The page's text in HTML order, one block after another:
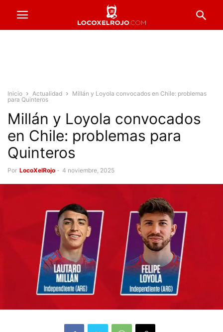
Inicio Actualidad
Millán y Loyola convocados en Chile: problemas
para Quinteros
Millán y Loyola convocados
en Chile: problemas para
Quinteros
Por LocoXelRojo - 4 noviembre, 2025